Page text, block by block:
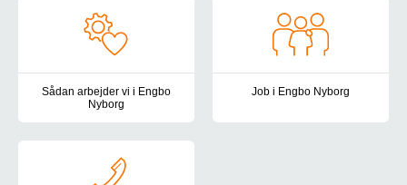
Sådan arbejder vi i Engbo
Nyborg
Job i Engbo Nyborg